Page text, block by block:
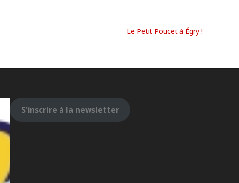
Le Petit Poucet à Égry !
S'inscrire à la newsletter